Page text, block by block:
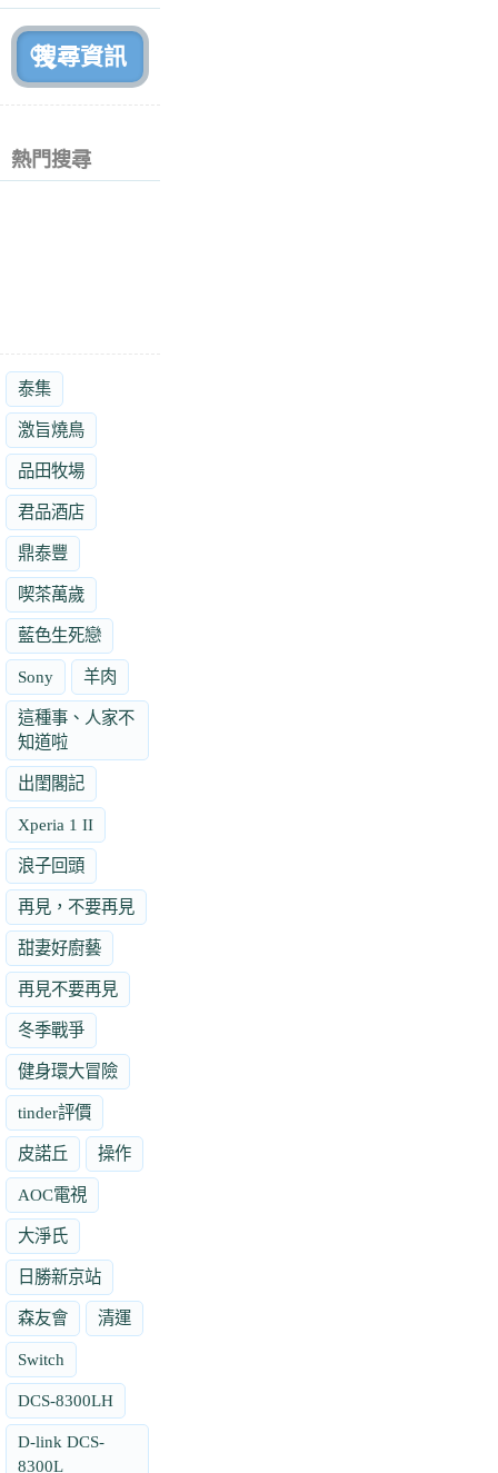
熱門搜尋
泰集
激旨燒鳥
品田牧場
君品酒店
鼎泰豐
喫茶萬歲
藍色生死戀
Sony 羊肉
這種事、人家不
知道啦
出閨閣記
Xperia 1 II
浪子回頭
再見，不要再見
甜妻好廚藝
再見不要再見
冬季戰爭
健身環大冒險
tinder評價
皮諾丘 操作
AOC電視
大淨氏
日勝新京站
森友會 清運
Switch
DCS-8300LH
D-link DCS-
8300L